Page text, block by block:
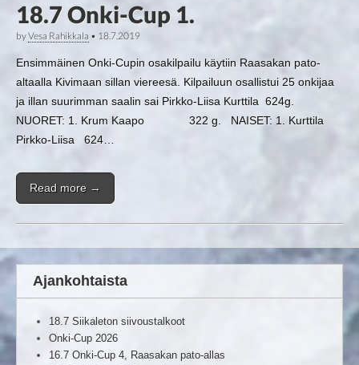
18.7 Onki-Cup 1.
byVesa Rahikkala • 18.7.2019
Ensimmäinen Onki-Cupin osakilpailu käytiin Raasakan pato-
altaalla Kivimaan sillan viereesä. Kilpailuun osallistui 25 onkijaa
ja illan suurimman saalin sai Pirkko-Liisa Kurttila 624g.
NUORET: 1. Krum Kaapo 322 g. NAISET: 1. Kurttila
Pirkko-Liisa 624…
Read more →
Ajankohtaista
18.7 Siikaleton siivoustalkoot
Onki-Cup 2026
16.7 Onki-Cup 4, Raasakan pato-allas